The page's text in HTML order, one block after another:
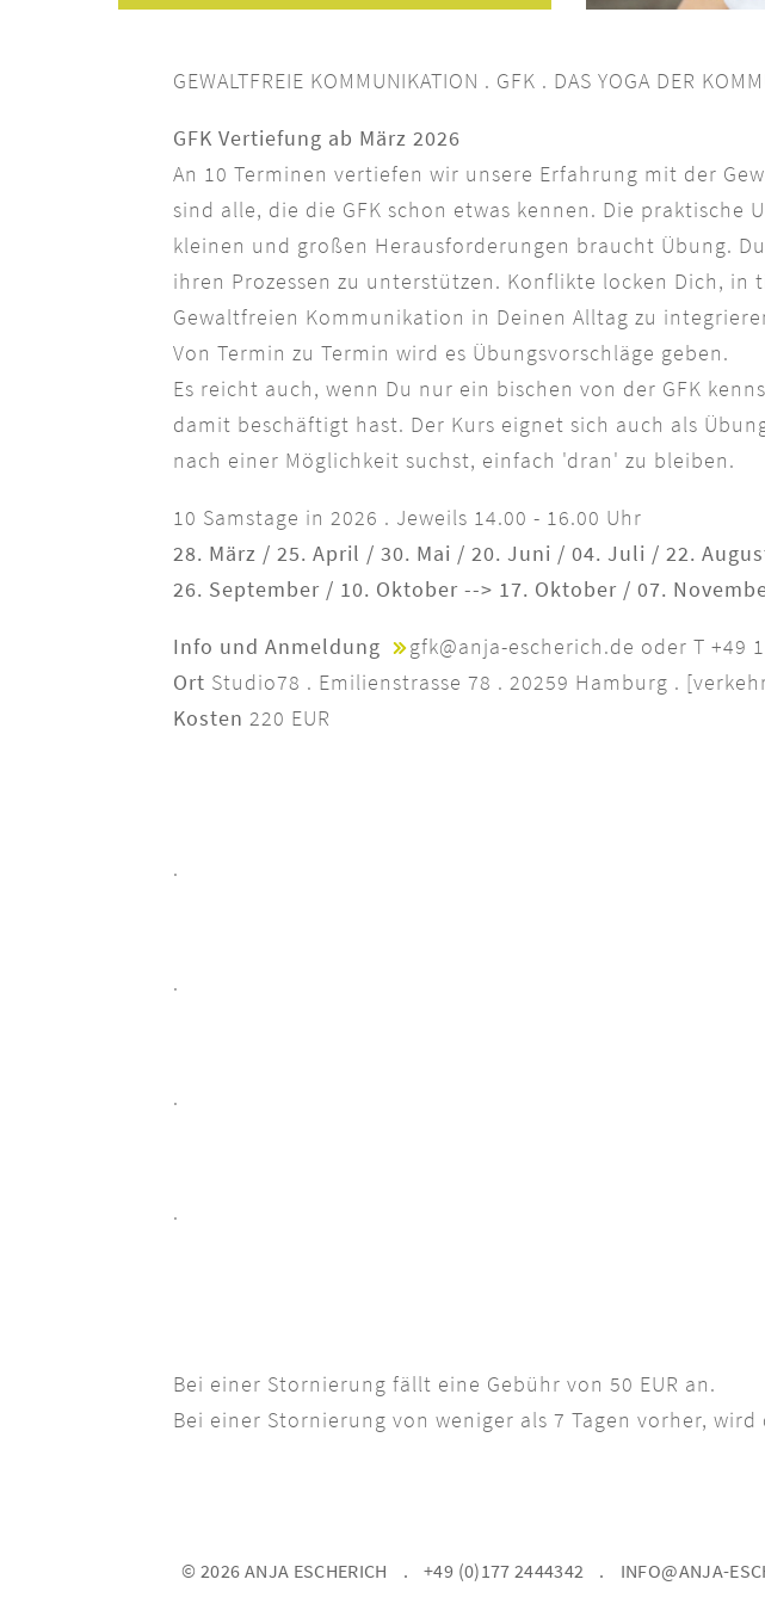
GEWALTFREIE KOMMUNIKATION . GFK . DAS YOGA DER
GFK Vertiefung ab März 2026
An 10 Terminen vertiefen wir unsere Erfahrung mit der
sind alle, die die GFK schon etwas kennen. Die
kleinen und großen Herausforderungen braucht Übung.
ihren Prozessen zu unterstützen. Konflikte locken Dich,
Gewaltfreien Kommunikation in Deinen Alltag zu
Von Termin zu Termin wird es Übungsvorschläge geben.
Es reicht auch, wenn Du nur ein bischen von der GFK
damit beschäftigt hast. Der Kurs eignet sich auch als
nach einer Möglichkeit suchst, einfach 'dran' zu bleiben.
10 Samstage in 2026 . Jeweils 14.00 - 16.00 Uhr
28. März / 25. April / 30. Mai / 20. Juni / 04. Juli / 22.
26. September / 10. Oktober --> 17. Oktober / 07.
Info und Anmeldung gfk@anja-escherich.de oder T +49
Ort Studio78 . Emilienstrasse 78 . 20259 Hamburg .
Kosten 220 EUR
.
.
.
.
Bei einer Stornierung fällt eine Gebühr von 50 EUR an.
Bei einer Stornierung von weniger als 7 Tagen vorher,
© 2026 ANJA ESCHERICH +49 (0)177 2444342 INFO@ANJA-